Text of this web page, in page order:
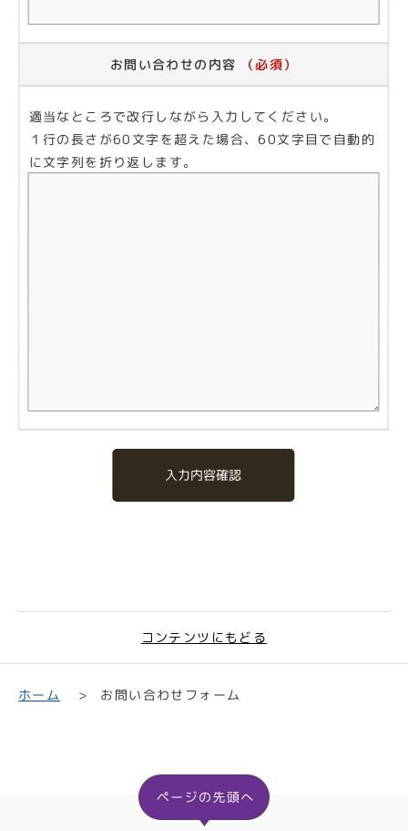
お問い合わせの内容 （必須）
適当なところで改行しながら入力してください。
１行の長さが60文字を超えた場合、60文字目で自動的
に文字列を折り返します。
入力内容確認
コンテンツにもどる
ホーム お問い合わせフォーム